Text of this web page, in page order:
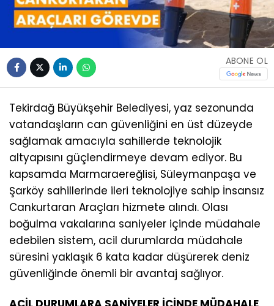
ABONE OL
Tekirdağ Büyükşehir Belediyesi, yaz sezonunda
vatandaşların can güvenliğini en üst düzeyde
sağlamak amacıyla sahillerde teknolojik
altyapısını güçlendirmeye devam ediyor. Bu
kapsamda Marmaraereğlisi, Süleymanpaşa ve
Şarköy sahillerinde ileri teknolojiye sahip İnsansız
Cankurtaran Araçları hizmete alındı. Olası
boğulma vakalarına saniyeler içinde müdahale
edebilen sistem, acil durumlarda müdahale
süresini yaklaşık 6 kata kadar düşürerek deniz
güvenliğinde önemli bir avantaj sağlıyor.